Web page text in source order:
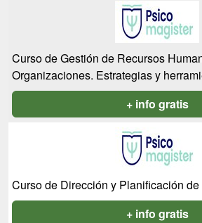
Curso de Gestión de Recursos
Organizaciones. Estrategias y
+ info gratis
Curso de Dirección y Planificación
+ info gratis